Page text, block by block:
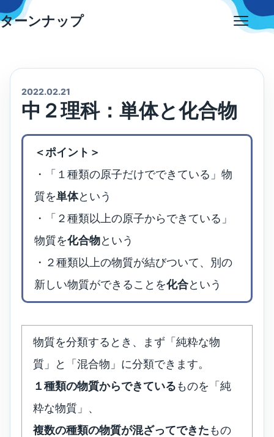
Skip
to
ターンナップ
2022.02.21
中２理科：単体と化合物
＜ポイント＞
・「１種類の原子だけでできている」物
質を単体という
・「２種類以上の原子からできている」
物質を化合物という
・２種類以上の物質が結びついて、別の
新しい物質ができることを化合という
物質を分類するとき、まず「純粋な物
質」と「混合物」に分類できます。
１種類の物質からできているものを「純
粋な物質」、
複数の種類の物質が混ざってできたもの